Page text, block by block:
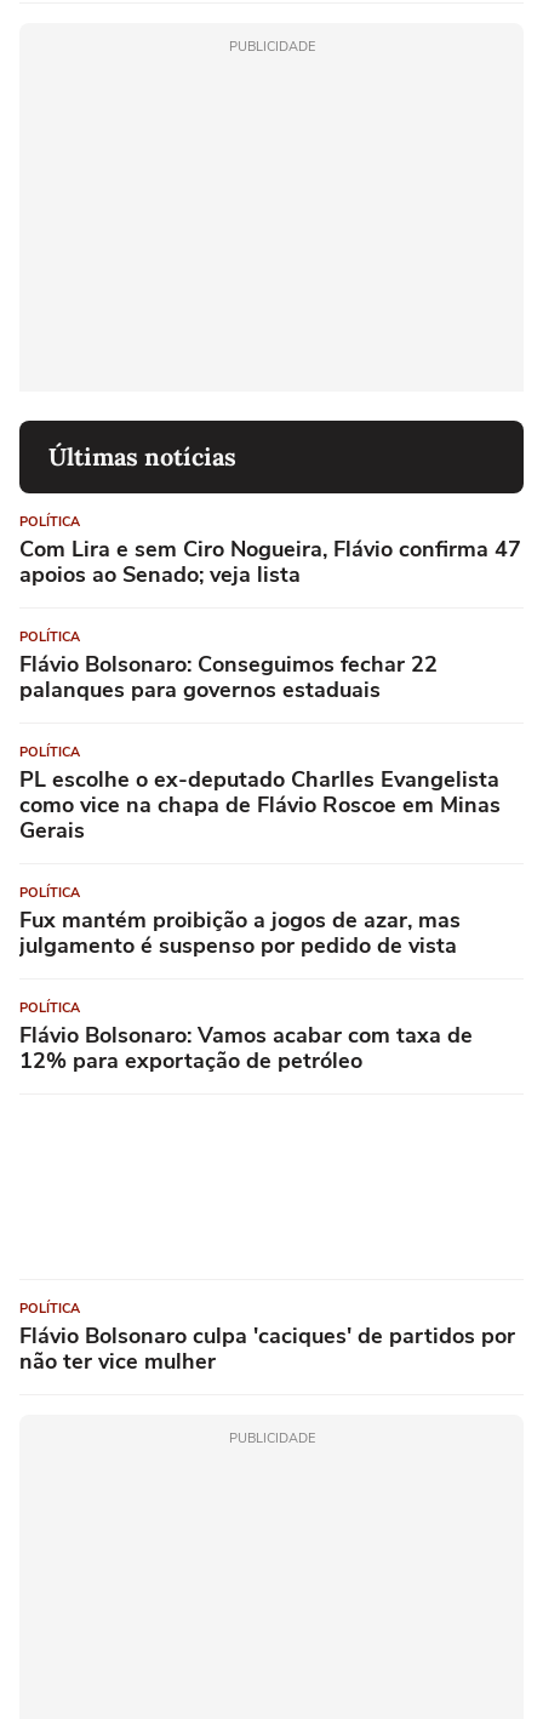
PUBLICIDADE
Últimas notícias
POLÍTICA
Com Lira e sem Ciro Nogueira, Flávio confirma 47
apoios ao Senado; veja lista
POLÍTICA
Flávio Bolsonaro: Conseguimos fechar 22
palanques para governos estaduais
POLÍTICA
PL escolhe o ex-deputado Charlles Evangelista
como vice na chapa de Flávio Roscoe em Minas
Gerais
POLÍTICA
Fux mantém proibição a jogos de azar, mas
julgamento é suspenso por pedido de vista
POLÍTICA
Flávio Bolsonaro: Vamos acabar com taxa de
12% para exportação de petróleo
POLÍTICA
Flávio Bolsonaro culpa 'caciques' de partidos por
não ter vice mulher
PUBLICIDADE